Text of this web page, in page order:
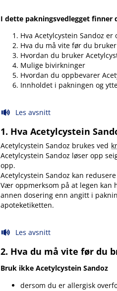
I dette pakningsvedlegget finner
Hva Acetylcystein Sandoz
Hva du må vite før du
Hvordan du bruker
Mulige bivirkninger
Hvordan du oppbevarer
Innholdet i pakningen og
Les avsnitt
1. Hva Acetylcystein
Acetylcystein Sandoz brukes ved
Acetylcystein Sandoz løser opp
opp.
Acetylcystein Sandoz kan
Vær oppmerksom på at legen kan
annen dosering enn angitt i
apoteketiketten.
Les avsnitt
2. Hva du må vite før du
Bruk ikke Acetylcystein Sandoz
dersom du er allergisk